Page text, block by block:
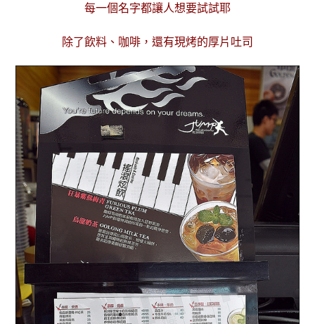
每一個名字都讓人想要試試耶
除了飲料、咖啡，還有現烤的厚片吐司